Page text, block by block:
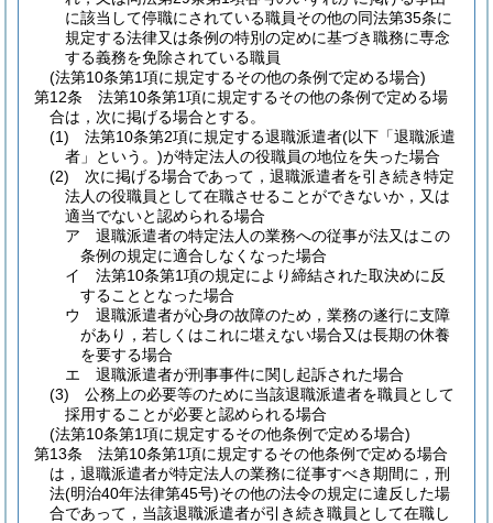
に該当して停職にされている職員その他の同法第35条に
規定する法律又は条例の特別の定めに基づき職務に専念
する義務を免除されている職員
(法第10条第1項に規定するその他の条例で定める場合)
第12条
法第10条第1項に規定するその他の条例で定める場
合は，次に掲げる場合とする。
(1)
法第10条第2項に規定する退職派遣者(以下「退職派遣
者」という。)が特定法人の役職員の地位を失った場合
(2)
次に掲げる場合であって，退職派遣者を引き続き特定
法人の役職員として在職させることができないか，又は
適当でないと認められる場合
ア
退職派遣者の特定法人の業務への従事が法又はこの
条例の規定に適合しなくなった場合
イ
法第10条第1項の規定により締結された取決めに反
することとなった場合
ウ
退職派遣者が心身の故障のため，業務の遂行に支障
があり，若しくはこれに堪えない場合又は長期の休養
を要する場合
エ
退職派遣者が刑事事件に関し起訴された場合
(3)
公務上の必要等のために当該退職派遣者を職員として
採用することが必要と認められる場合
(法第10条第1項に規定するその他条例で定める場合)
第13条
法第10条第1項に規定するその他条例で定める場合
は，退職派遣者が特定法人の業務に従事すべき期間に，刑
法(明治40年法律第45号)その他の法令の規定に違反した場
合であって，当該退職派遣者が引き続き職員として在職し